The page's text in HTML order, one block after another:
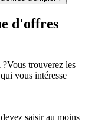
d'offres
?Vous trouverez les
vous intéresse
saisir au moins